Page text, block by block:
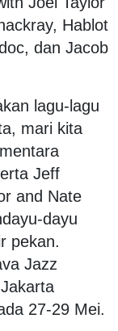
Hablot
dan Jacob
lagu-lagu
mari kita
Jeff
and Nate
dayu
pekan.
Jazz
27-29 Mei.